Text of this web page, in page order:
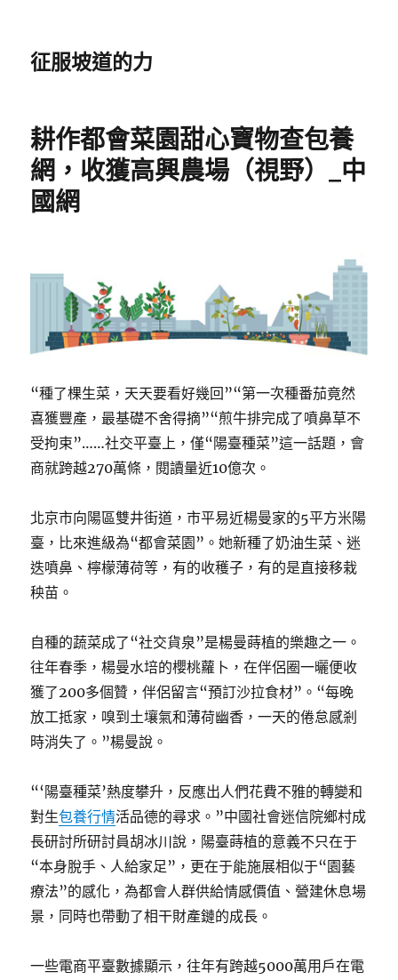
征服坡道的力
耕作都會菜園甜心寶物查包養
網，收獲高興農場（視野）_中
國網
“種了棵生菜，天天要看好幾回”“第一次種番茄竟然
喜獲豐產，最基礎不舍得摘”“煎牛排完成了噴鼻草不
受拘束”……社交平臺上，僅“陽臺種菜”這一話題，會
商就跨越270萬條，閱讀量近10億次。
北京市向陽區雙井街道，市平易近楊曼家的5平方米陽
臺，比來進級為“都會菜園”。她新種了奶油生菜、迷
迭噴鼻、檸檬薄荷等，有的收穫子，有的是直接移栽
秧苗。
自種的蔬菜成了“社交貨泉”是楊曼蒔植的樂趣之一。
往年春季，楊曼水培的櫻桃蘿卜，在伴侶圈一曬便收
獲了200多個贊，伴侶留言“預訂沙拉食材”。“每晚
放工抵家，嗅到土壤氣和薄荷幽香，一天的倦怠感剎
時消失了。”楊曼說。
“‘陽臺種菜’熱度攀升，反應出人們花費不雅的轉變和
對生包養行情活品德的尋求。”中國社會迷信院鄉村成
長研討所研討員胡冰川說，陽臺蒔植的意義不只在于
“本身脫手、人給家足”，更在于能施展相似于“園藝
療法”的感化，為都會人群供給情感價值、營建休息場
景，同時也帶動了相干財產鏈的成長。
一些電商平臺數據顯示，往年有跨越5000萬用戶在電